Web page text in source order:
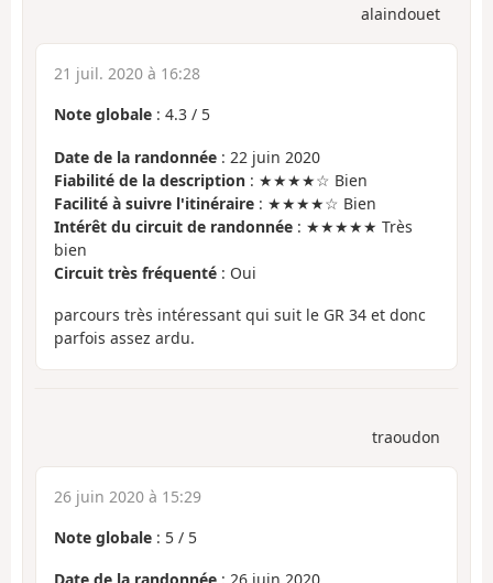
alaindouet
21 juil. 2020 à 16:28
Note globale : 4.3 / 5
Date de la randonnée : 22 juin 2020
Fiabilité de la description : ★★★★☆ Bien
Facilité à suivre l'itinéraire : ★★★★☆ Bien
Intérêt du circuit de randonnée : ★★★★★ Très
bien
Circuit très fréquenté : Oui
parcours très intéressant qui suit le GR 34 et donc
parfois assez ardu.
traoudon
26 juin 2020 à 15:29
Note globale : 5 / 5